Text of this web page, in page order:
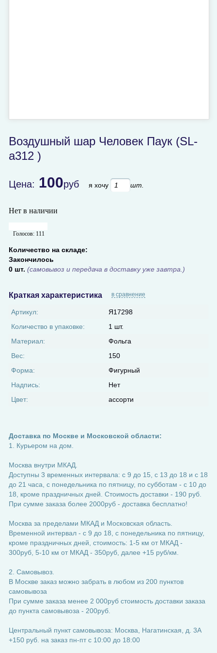
Воздушный шар Человек Паук (SL-
a312 )
Цена: 100руб я хочу шт.
Нет в наличии
Голосов: 111
Количество на складе:
Закончилось
0 шт. (самовывоз и передача в доставку уже завтра.)
Краткая характеристика в сравнение
Артикул:
Я17298
Количество в упаковке:
1 шт.
Материал:
Фольга
Вес:
150
Форма:
Фигурный
Надпись:
Нет
Цвет:
ассорти
Доставка по Москве и Московской области:
1. Курьером на дом.
Москва внутри МКАД.
Доступны 3 временных интервала: с 9 до 15, с 13 до 18 и с 18
до 21 часа, с понедельника по пятницу, по субботам - с 10 до
18, кроме праздничных дней. Стоимость доставки - 190 руб.
При сумме заказа более 2000руб - доставка бесплатно!
Москва за пределами МКАД и Московская область.
Временной интервал - с 9 до 18, с понедельника по пятницу,
кроме праздничных дней, стоимость: 1-5 км от МКАД -
300руб, 5-10 км от МКАД - 350руб, далее +15 руб/км.
2. Самовывоз.
В Москве заказ можно забрать в любом из 200 пунктов
самовывоза
При сумме заказа менее 2 000руб стоимость доставки заказа
до пункта самовывоза - 200руб.
Центральный пункт самовывоза: Москва, Нагатинская, д. 3А
+150 руб. на заказ пн-пт с 10:00 до 18:00